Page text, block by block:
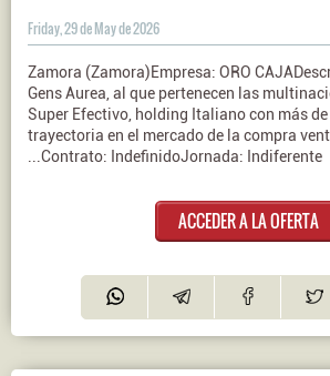
Friday, 29 de May de 2026
Zamora (Zamora)Empresa: ORO
Gens Aurea, al que pertenecen las
Super Efectivo, holding Italiano con más de
trayectoria en el mercado de la compra
...Contrato: IndefinidoJornada: Indiferente
ACCEDER A LA OFERTA